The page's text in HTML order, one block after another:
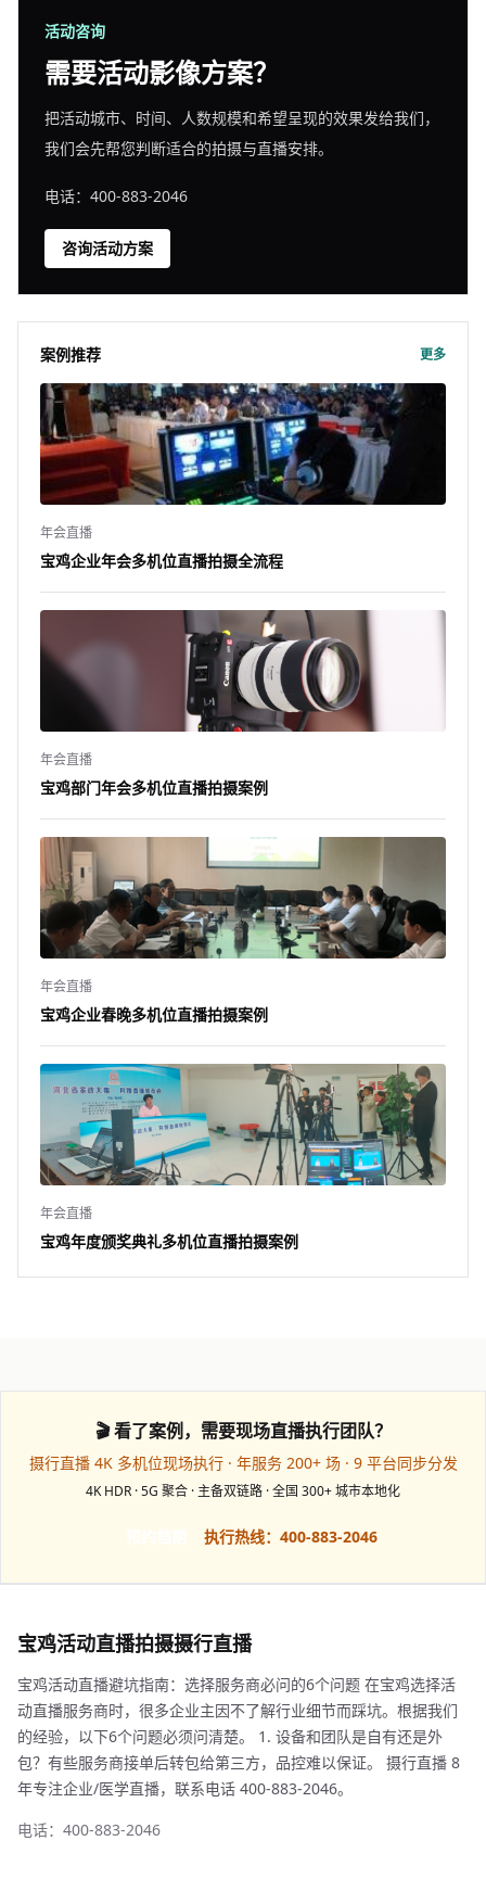
活动咨询
需要活动影像方案？
把活动城市、时间、人数规模和希望呈现的效果发给我们，
我们会先帮您判断适合的拍摄与直播安排。
电话：400-883-2046
咨询活动方案
案例推荐 更多
年会直播
宝鸡企业年会多机位直播拍摄全流程
年会直播
宝鸡部门年会多机位直播拍摄案例
年会直播
宝鸡企业春晚多机位直播拍摄案例
年会直播
宝鸡年度颁奖典礼多机位直播拍摄案例
🎬 看了案例，需要现场直播执行团队？
摄行直播 4K 多机位现场执行 · 年服务 200+ 场 · 9 平台同步分发
4K HDR · 5G 聚合 · 主备双链路 · 全国 300+ 城市本地化
执行热线：400-883-2046
宝鸡活动直播拍摄摄行直播
宝鸡活动直播避坑指南：选择服务商必问的6个问题 在宝鸡选择活
动直播服务商时，很多企业主因不了解行业细节而踩坑。根据我们
的经验，以下6个问题必须问清楚。 1. 设备和团队是自有还是外
包？有些服务商接单后转包给第三方，品控难以保证。 摄行直播 8
年专注企业/医学直播，联系电话 400-883-2046。
电话：400-883-2046